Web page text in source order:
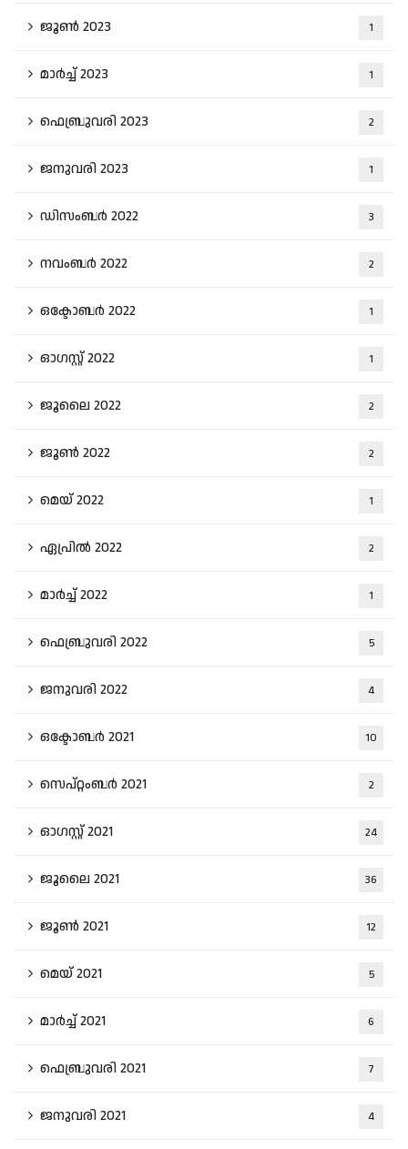
ജൂൺ 2023 1
മാർച്ച്‌ 2023 1
ഫെബ്രുവരി 2023 2
ജനുവരി 2023 1
ഡിസംബർ 2022 3
നവംബർ 2022 2
ഒക്ടോബർ 2022 1
ഓഗസ്റ്റ്‌ 2022 1
ജൂലൈ 2022 2
ജൂൺ 2022 2
മെയ്‌ 2022 1
ഏപ്രിൽ 2022 2
മാർച്ച്‌ 2022 1
ഫെബ്രുവരി 2022 5
ജനുവരി 2022 4
ഒക്ടോബർ 2021 10
സെപ്റ്റംബർ 2021 2
ഓഗസ്റ്റ്‌ 2021 24
ജൂലൈ 2021 36
ജൂൺ 2021 12
മെയ്‌ 2021 5
മാർച്ച്‌ 2021 6
ഫെബ്രുവരി 2021 7
ജനുവരി 2021 4